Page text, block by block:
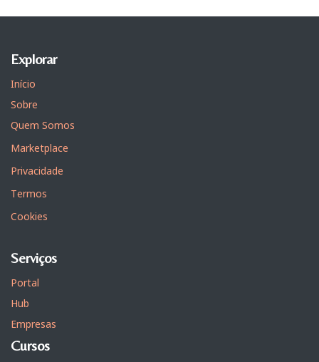
Explorar
Início
Sobre
Quem Somos
Marketplace
Privacidade
Termos
Cookies
Serviços
Portal
Hub
Empresas
Cursos